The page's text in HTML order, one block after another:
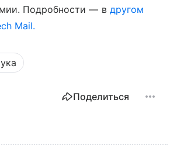
Подробности — в другом
Mail.
Поделиться